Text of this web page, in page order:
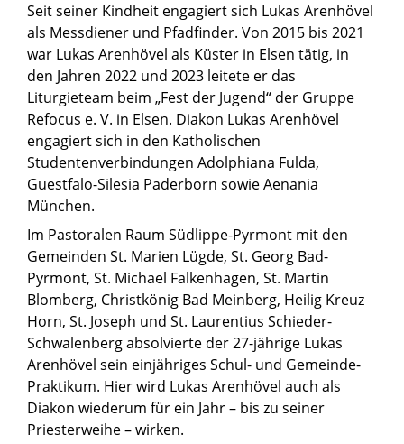
Seit seiner Kindheit engagiert sich Lukas Arenhövel
als Messdiener und Pfadfinder. Von 2015 bis 2021
war Lukas Arenhövel als Küster in Elsen tätig, in
den Jahren 2022 und 2023 leitete er das
Liturgieteam beim „Fest der Jugend“ der Gruppe
Refocus e. V. in Elsen. Diakon Lukas Arenhövel
engagiert sich in den Katholischen
Studentenverbindungen Adolphiana Fulda,
Guestfalo-Silesia Paderborn sowie Aenania
München.
Im Pastoralen Raum Südlippe-Pyrmont mit den
Gemeinden St. Marien Lügde, St. Georg Bad-
Pyrmont, St. Michael Falkenhagen, St. Martin
Blomberg, Christkönig Bad Meinberg, Heilig Kreuz
Horn, St. Joseph und St. Laurentius Schieder-
Schwalenberg absolvierte der 27-jährige Lukas
Arenhövel sein einjähriges Schul- und Gemeinde-
Praktikum. Hier wird Lukas Arenhövel auch als
Diakon wiederum für ein Jahr – bis zu seiner
Priesterweihe – wirken.